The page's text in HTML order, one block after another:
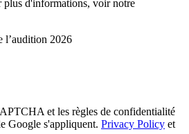
plus d'informations, voir notre
l’audition 2026
et les règles de confidentialité
Google s'appliquent. Privacy Policy et